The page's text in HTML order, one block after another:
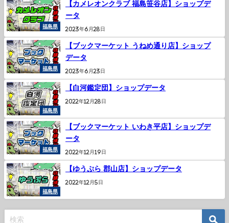
福島県
【カメレオンクラブ 福島笹谷店】ショップデ
ータ
2023年6月28日
福島県
【ブックマーケット うねめ通り店】ショップ
データ
2023年6月23日
福島県
【白河鑑定団】ショップデータ
2022年12月28日
福島県
【ブックマーケット いわき平店】ショップデ
ータ
2022年12月19日
福島県
【ゆうぷら 郡山店】ショップデータ
2022年12月5日